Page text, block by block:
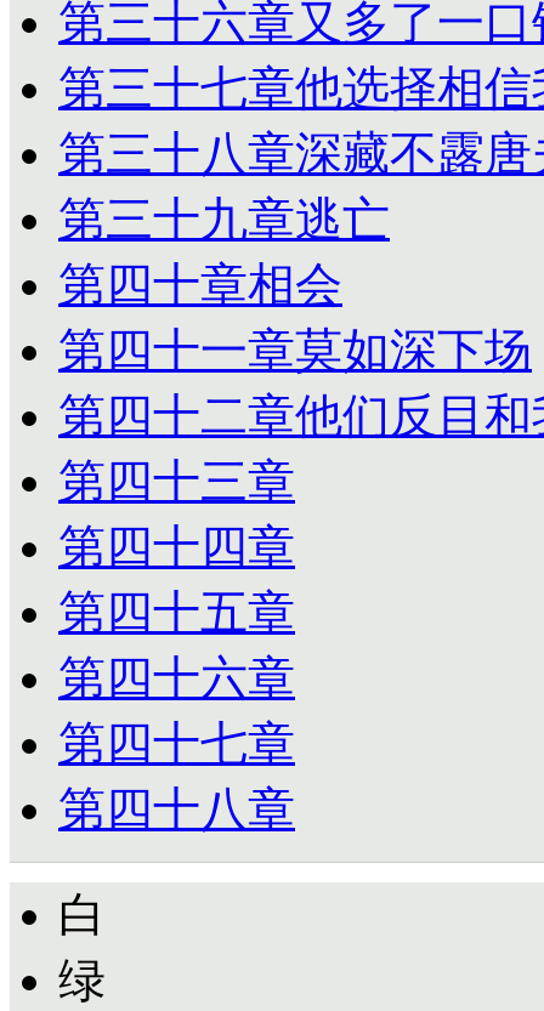
第三十六章又多了一口
第三十七章他选择相信
第三十八章深藏不露唐
第三十九章逃亡
第四十章相会
第四十一章莫如深下场
第四十二章他们反目
第四十三章
第四十四章
第四十五章
第四十六章
第四十七章
第四十八章
白
绿